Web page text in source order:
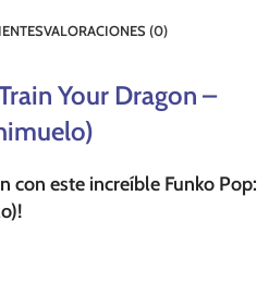
VALORACIONES (0)
Your Dragon –
con este increíble Funko Pop: